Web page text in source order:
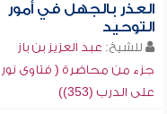
العذر بالجهل في أمور
التوحيد
للشيخ: عبد العزيز بن باز
جزء من محاضرة ( فتاوى نور
على الدرب (353))